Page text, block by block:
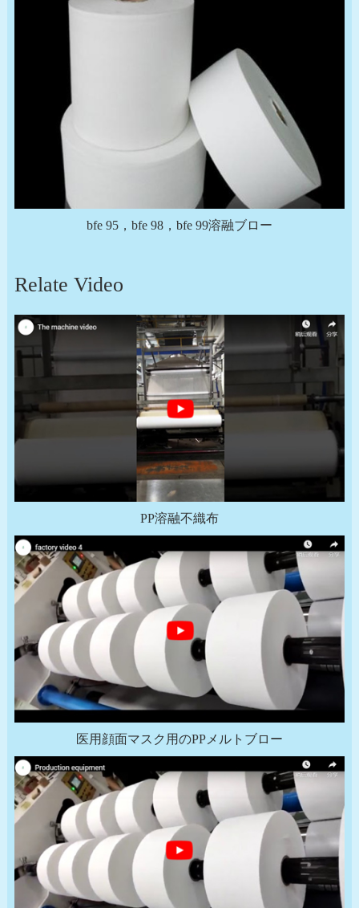
bfe 95，bfe 98，bfe 99溶融ブロー
Relate Video
PP溶融不織布
医用顔面マスク用のPPメルトブロー